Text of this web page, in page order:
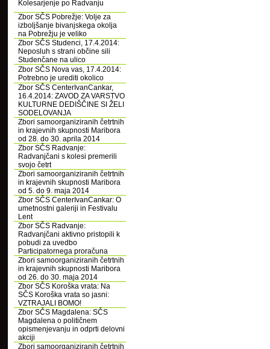
Kolesarjenje po Radvanju
Zbor SČS Pobrežje: Volje za
izboljšanje bivanjskega okolja
na Pobrežju je veliko
Zbor SČS Studenci, 17.4.2014:
Neposluh s strani občine sili
Studenčane na ulico
Zbor SČS Nova vas, 17.4.2014:
Potrebno je urediti okolico
Zbor SČS CenterIvanCankar,
16.4.2014: ZAVOD ZA VARSTVO
KULTURNE DEDIŠČINE SI ŽELI
SODELOVANJA
Zbori samoorganiziranih četrtnih
in krajevnih skupnosti Maribora
od 28. do 30. aprila 2014
Zbor SČS Radvanje:
Radvanjčani s kolesi premerili
svojo četrt
Zbori samoorganiziranih četrtnih
in krajevnih skupnosti Maribora
od 5. do 9. maja 2014
Zbor SČS CenterIvanCankar: O
umetnostni galeriji in Festivalu
Lent
Zbor SČS Radvanje:
Radvanjčani aktivno pristopili k
pobudi za uvedbo
Participatornega proračuna
Zbori samoorganiziranih četrtnih
in krajevnih skupnosti Maribora
od 26. do 30. maja 2014
Zbor SČS Koroška vrata: Na
SČS Koroška vrata so jasni:
VZTRAJALI BOMO!
Zbor SČS Magdalena: SČS
Magdalena o političnem
opismenjevanju in odprti delovni
akciji
Zbori samoorganiziranih četrtnih